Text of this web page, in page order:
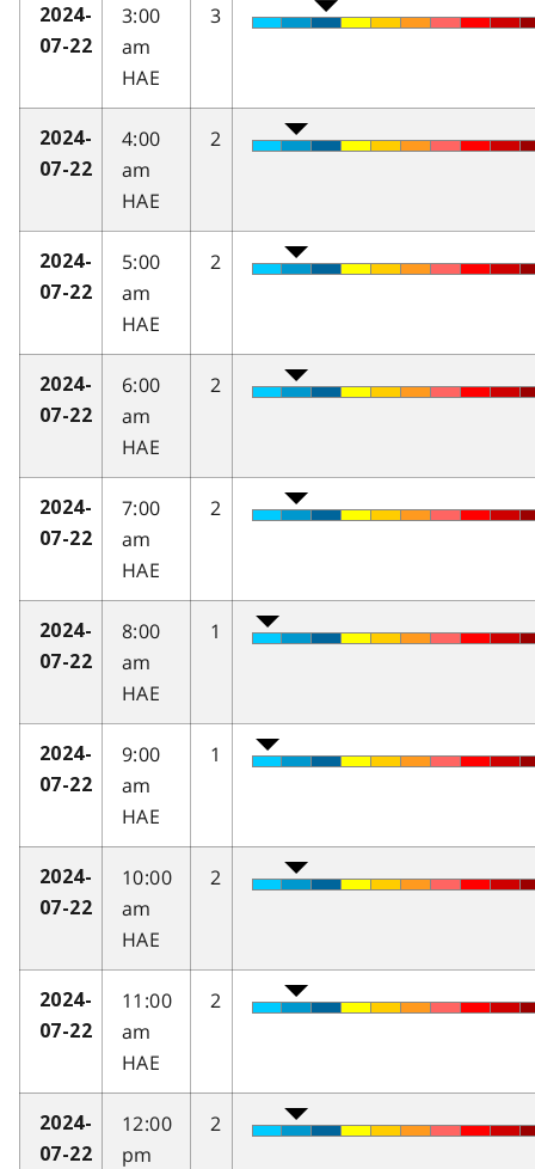
2024-
07-22
3:00
am
HAE
3
2024-
07-22
4:00
am
HAE
2
2024-
07-22
5:00
am
HAE
2
2024-
07-22
6:00
am
HAE
2
2024-
07-22
7:00
am
HAE
2
2024-
07-22
8:00
am
HAE
1
2024-
07-22
9:00
am
HAE
1
2024-
07-22
10:00
am
HAE
2
2024-
07-22
11:00
am
HAE
2
2024-
07-22
12:00
pm
2